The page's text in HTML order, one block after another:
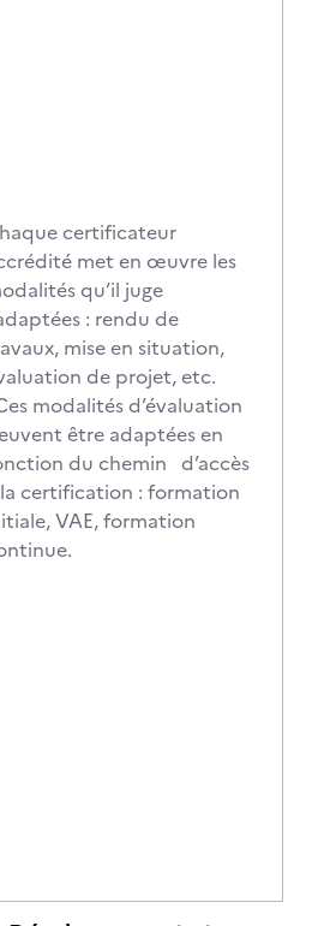
certificateur
met en œuvre les
qu’il juge
: rendu de
mise en situation,
de projet, etc.
modalités d’évaluation
être adaptées en
du chemin d’accès
certification : formation
VAE, formation